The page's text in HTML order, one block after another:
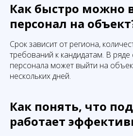
Как быстро можно
персонал на
Срок зависит от региона,
требований к кандидатам. В ряде
персонала может выйти на
нескольких дней.
Как понять, что
работает